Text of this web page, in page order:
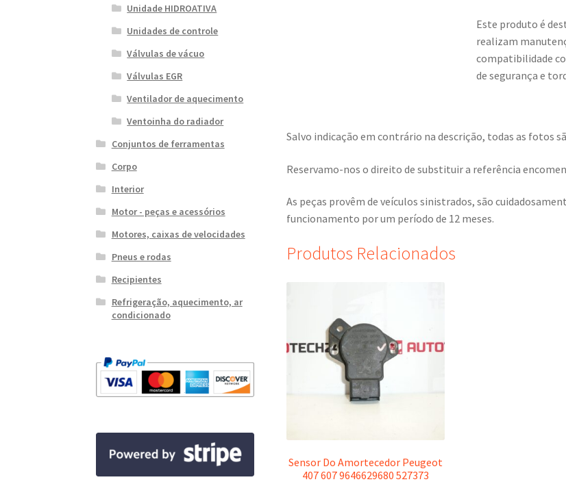
Este produto é
realizam
compatibilidade
de segurança e
Salvo indicação em contrário na descrição, todas as fotos
Reservamo-nos o direito de substituir a referência
As peças provêm de veículos sinistrados, são
funcionamento por um período de 12 meses.
Produtos Relacionados
Sensor Do Amortecedor Peugeot
407 607 9646629680 527373
Unidade HIDROATIVA
Unidades de controle
Válvulas de vácuo
Válvulas EGR
Ventilador de aquecimento
Ventoinha do radiador
Conjuntos de ferramentas
Corpo
Interior
Motor - peças e acessórios
Motores, caixas de velocidades
Pneus e rodas
Recipientes
Refrigeração, aquecimento, ar
condicionado